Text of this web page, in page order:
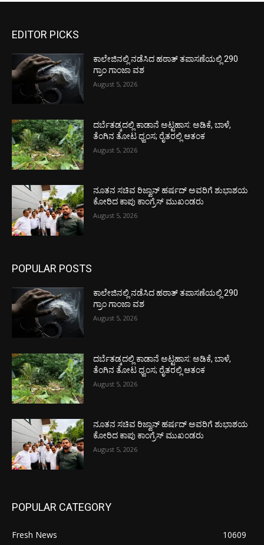
EDITOR PICKS
ಕಾಲೇಜಿನಲ್ಲಿ ನಡೆಸಿದ ಹಠಾತ್ ತಪಾಸಣೆಯಲ್ಲಿ 290
ಗ್ರಾಂ ಗಾಂಜಾ ವಶ
August 5, 2026
ದರ್ಬೆತಡ್ಕದಲ್ಲಿ ಕಾಡಾನೆ ಅಟ್ಟಹಾಸ: ಅಡಿಕೆ, ಬಾಳೆ,
ತೆಂಗಿನ ತೋಟ ಧ್ವಂಸ; ರೈತರಲ್ಲಿ ಆತಂಕ
August 5, 2026
ನೂತನ ಸಚಿವ ರಿಜ್ವಾನ್ ಹರ್ಷದ್ ಅವರಿಗೆ ಶುಭಾಶಯ
ಕೋರಿದ ಕಾಪು ಕಾಂಗ್ರೆಸ್ ಮುಖಂಡರು
August 5, 2026
POPULAR POSTS
ಕಾಲೇಜಿನಲ್ಲಿ ನಡೆಸಿದ ಹಠಾತ್ ತಪಾಸಣೆಯಲ್ಲಿ 290
ಗ್ರಾಂ ಗಾಂಜಾ ವಶ
August 5, 2026
ದರ್ಬೆತಡ್ಕದಲ್ಲಿ ಕಾಡಾನೆ ಅಟ್ಟಹಾಸ: ಅಡಿಕೆ, ಬಾಳೆ,
ತೆಂಗಿನ ತೋಟ ಧ್ವಂಸ; ರೈತರಲ್ಲಿ ಆತಂಕ
August 5, 2026
ನೂತನ ಸಚಿವ ರಿಜ್ವಾನ್ ಹರ್ಷದ್ ಅವರಿಗೆ ಶುಭಾಶಯ
ಕೋರಿದ ಕಾಪು ಕಾಂಗ್ರೆಸ್ ಮುಖಂಡರು
August 5, 2026
POPULAR CATEGORY
Fresh News
10609